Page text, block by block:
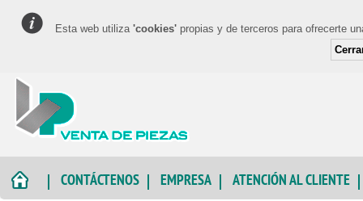
Esta web utiliza 'cookies' propias y de terceros para ofrecerte
CONTÁCTENOS EMPRESA ATENCIÓN AL CLIENTE